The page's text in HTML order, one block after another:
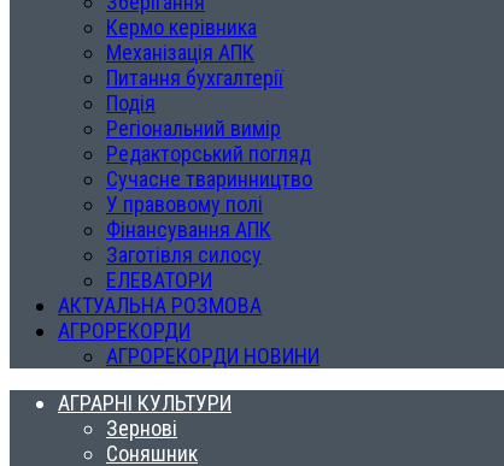
Кермо керівника
Механізація АПК
Питання бухгалтерії
Подія
Регіональний вимір
Редакторський погляд
Сучасне тваринництво
У правовому полі
Фінансування АПК
Заготівля силосу
ЕЛЕВАТОРИ
АКТУАЛЬНА РОЗМОВА
АГРОРЕКОРДИ
АГРОРЕКОРДИ НОВИНИ
АГРАРНІ КУЛЬТУРИ
Зернові
Соняшник